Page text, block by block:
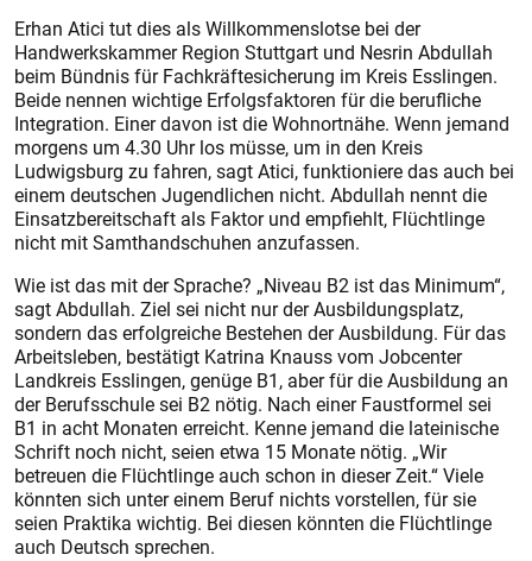
Erhan Atici tut dies als Willkommenslotse bei der
Handwerkskammer Region Stuttgart und Nesrin Abdullah
beim Bündnis für Fachkräftesicherung im Kreis Esslingen.
Beide nennen wichtige Erfolgsfaktoren für die berufliche
Integration. Einer davon ist die Wohnortnähe. Wenn jemand
morgens um 4.30 Uhr los müsse, um in den Kreis
Ludwigsburg zu fahren, sagt Atici, funktioniere das auch bei
einem deutschen Jugendlichen nicht. Abdullah nennt die
Einsatzbereitschaft als Faktor und empfiehlt, Flüchtlinge
nicht mit Samthandschuhen anzufassen.
Wie ist das mit der Sprache? „Niveau B2 ist das Minimum“,
sagt Abdullah. Ziel sei nicht nur der Ausbildungsplatz,
sondern das erfolgreiche Bestehen der Ausbildung. Für das
Arbeitsleben, bestätigt Kat­rina Knauss vom Jobcenter
Landkreis Esslingen, genüge B1, aber für die Ausbildung an
der Berufsschule sei B2 nötig. Nach einer Faustformel sei
B1 in acht Monaten erreicht. Kenne jemand die lateinische
Schrift noch nicht, seien etwa 15 Monate nötig. „Wir
betreuen die Flüchtlinge auch schon in dieser Zeit.“ Viele
könnten sich unter einem Beruf nichts vorstellen, für sie
seien Praktika wichtig. Bei diesen könnten die Flüchtlinge
auch Deutsch sprechen.